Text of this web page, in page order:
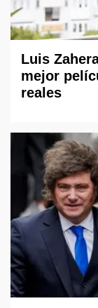
Luis
mejor
reales